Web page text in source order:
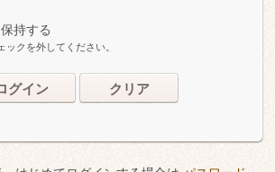
持する
クを外してください。
グイン クリア